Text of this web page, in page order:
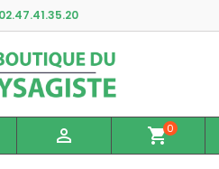
 shopping_cart0
d'envies ×
d'envies ×
×
pour ajouter des produits
Annuler Connexion